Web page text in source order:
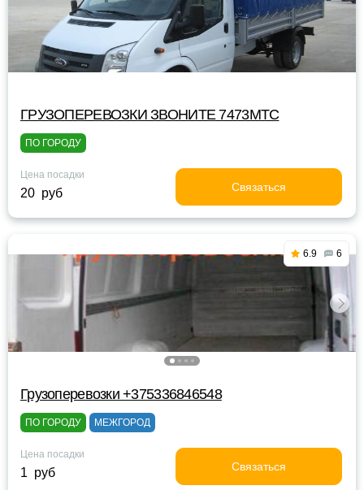
ГРУЗОПЕРЕВОЗКИ ЗВОНИТЕ 7473МТС
ПО ГОРОДУ
Цена посадки
20 руб Связаться
6.9 6
Грузоперевозки +375336846548
ПО ГОРОДУ МЕЖГОРОД
Цена посадки
1 руб Связаться